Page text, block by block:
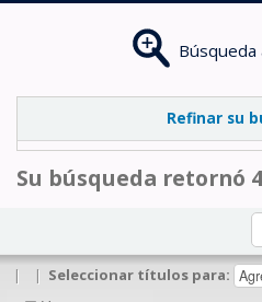
Búsqueda
Refinar su
Su búsqueda retornó
| | Seleccionar títulos para: